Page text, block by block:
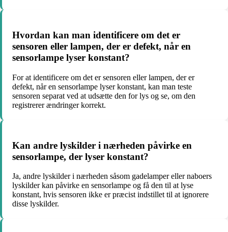
Hvordan kan man identificere om det er
sensoren eller lampen, der er defekt, når en
sensorlampe lyser konstant?
For at identificere om det er sensoren eller lampen, der er
defekt, når en sensorlampe lyser konstant, kan man teste
sensoren separat ved at udsætte den for lys og se, om den
registrerer ændringer korrekt.
Kan andre lyskilder i nærheden påvirke en
sensorlampe, der lyser konstant?
Ja, andre lyskilder i nærheden såsom gadelamper eller naboers
lyskilder kan påvirke en sensorlampe og få den til at lyse
konstant, hvis sensoren ikke er præcist indstillet til at ignorere
disse lyskilder.